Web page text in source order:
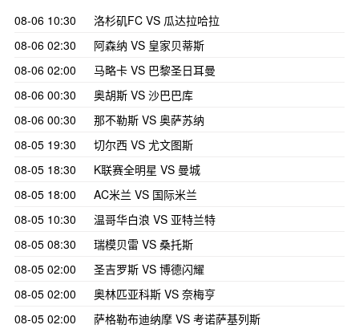
08-06 10:30
洛杉矶FC VS 瓜达拉哈拉
08-06 02:30
阿森纳 VS 皇家贝蒂斯
08-06 02:00
马略卡 VS 巴黎圣日耳曼
08-06 00:30
奥胡斯 VS 沙巴巴库
08-06 00:30
那不勒斯 VS 奥萨苏纳
08-05 19:30
切尔西 VS 尤文图斯
08-05 18:30
K联赛全明星 VS 曼城
08-05 18:00
AC米兰 VS 国际米兰
08-05 10:30
温哥华白浪 VS 亚特兰特
08-05 08:30
瑞模贝雷 VS 桑托斯
08-05 02:00
圣吉罗斯 VS 博德闪耀
08-05 02:00
奥林匹亚科斯 VS 奈梅亨
08-05 02:00
萨格勒布迪纳摩 VS 考诺萨基列斯